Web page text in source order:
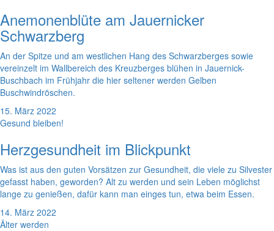
Anemonenblüte am Jauernicker
Schwarzberg
An der Spitze und am westlichen Hang des Schwarzberges sowie
vereinzelt im Wallbereich des Kreuzberges blühen in Jauernick-
Buschbach im Frühjahr die hier seltener werden Gelben
Buschwindröschen.
15. März 2022
Gesund bleiben!
Herzgesundheit im Blickpunkt
Was ist aus den guten Vorsätzen zur Gesundheit, die viele zu Silvester
gefasst haben, geworden? Alt zu werden und sein Leben möglichst
lange zu genießen, dafür kann man einges tun, etwa beim Essen.
14. März 2022
Älter werden